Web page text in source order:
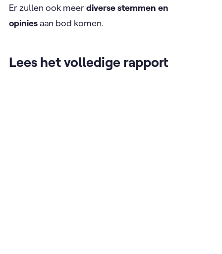
Er zullen ook meerdiverse stemmen en
opinies aan bod komen.
Lees het volledige rapport